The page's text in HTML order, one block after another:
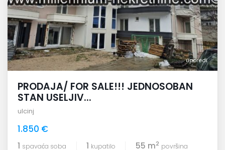
uporedi
PRODAJA/ FOR SALE!!! JEDNOSOBAN
STAN USELJIV...
ulcinj
1.850 €
1 spavaća soba 1 kupatilo 55 m2 površina